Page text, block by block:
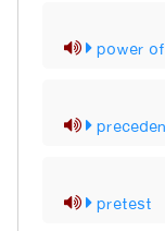
power
pretest